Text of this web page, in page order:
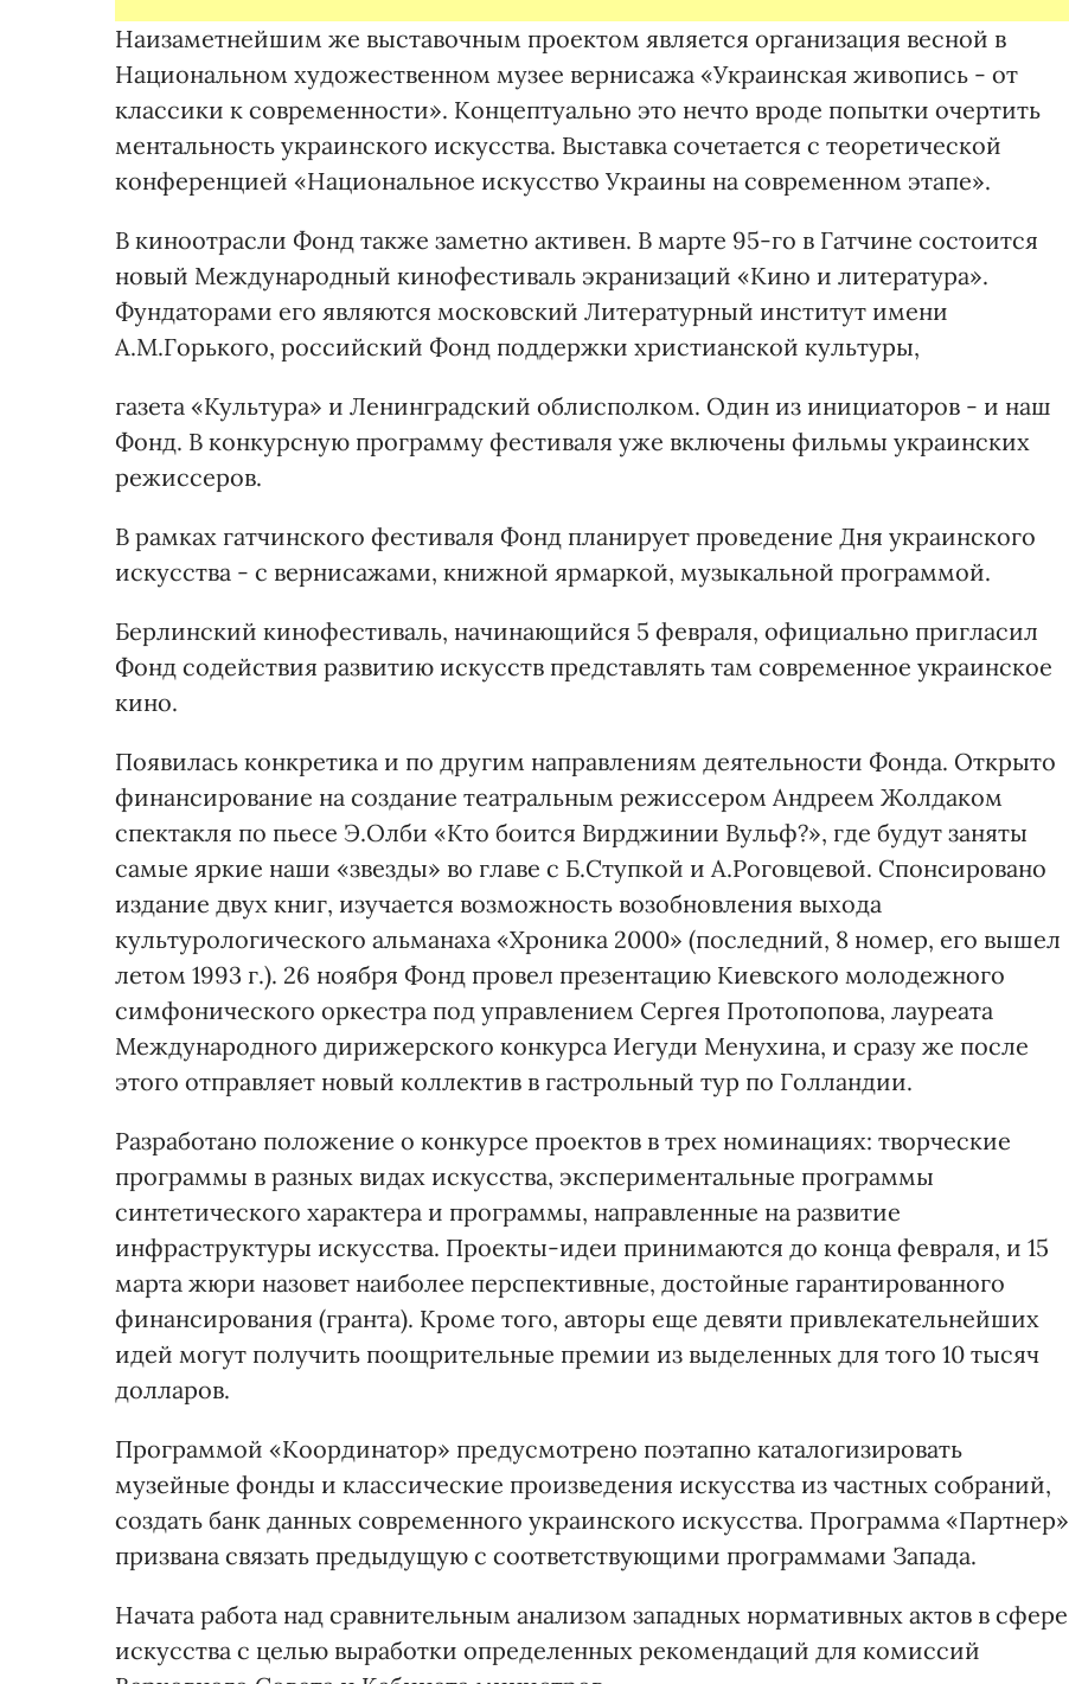
Наизаметнейшим же выставочным проектом является организация весной в
Национальном художественном музее вернисажа «Украинская живопись - от
классики к современности». Концептуально это нечто вроде попытки очертить
ментальность украинского искусства. Выставка сочетается с теоретической
конференцией «Национальное искусство Украины на современном этапе».
В киноотрасли Фонд также заметно активен. В марте 95-го в Гатчине состоится
новый Международный кинофестиваль экранизаций «Кино и литература».
Фундаторами его являются московский Литературный институт имени
А.М.Горького, российский Фонд поддержки христианской культуры,
газета «Культура» и Ленинградский облисполком. Один из инициаторов - и наш
Фонд. В конкурсную программу фестиваля уже включены фильмы украинских
режиссеров.
В рамках гатчинского фестиваля Фонд планирует проведение Дня украинского
искусства - с вернисажами, книжной ярмаркой, музыкальной программой.
Берлинский кинофестиваль, начинающийся 5 февраля, официально пригласил
Фонд содействия развитию искусств представлять там современное украинское
кино.
Появилась конкретика и по другим направлениям деятельности Фонда. Открыто
финансирование на создание театральным режиссером Андреем Жолдаком
спектакля по пьесе Э.Олби «Кто боится Вирджинии Вульф?», где будут заняты
самые яркие наши «звезды» во главе с Б.Ступкой и А.Роговцевой. Спонсировано
издание двух книг, изучается возможность возобновления выхода
культурологического альманаха «Хроника 2000» (последний, 8 номер, его вышел
летом 1993 г.). 26 ноября Фонд провел презентацию Киевского молодежного
симфонического оркестра под управлением Сергея Протопопова, лауреата
Международного дирижерского конкурса Иегуди Менухина, и сразу же после
этого отправляет новый коллектив в гастрольный тур по Голландии.
Разработано положение о конкурсе проектов в трех номинациях: творческие
программы в разных видах искусства, экспериментальные программы
синтетического характера и программы, направленные на развитие
инфраструктуры искусства. Проекты-идеи принимаются до конца февраля, и 15
марта жюри назовет наиболее перспективные, достойные гарантированного
финансирования (гранта). Кроме того, авторы еще девяти привлекательнейших
идей могут получить поощрительные премии из выделенных для того 10 тысяч
долларов.
Программой «Координатор» предусмотрено поэтапно каталогизировать
музейные фонды и классические произведения искусства из частных собраний,
создать банк данных современного украинского искусства. Программа «Партнер»
призвана связать предыдущую с соответствующими программами Запада.
Начата работа над сравнительным анализом западных нормативных актов в сфере
искусства с целью выработки определенных рекомендаций для комиссий